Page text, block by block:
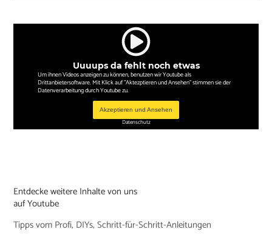
Uuuups da fehlt noch etwas
Um ihnen Videos anzeigen zu können, benutzen wir Youtube als
Drittanbietersoftware. Mit Klick auf "Aktezptieren und Ansehen" stimmen sie der
Datenverarbeitung durch Youtube zu.
Akzeptieren und Ansehen
Datenschutz
Entdecke weitere Inhalte von uns
auf Youtube
Tipps vom Profi, DIYs, Schritt-für-Schritt-Anleitungen